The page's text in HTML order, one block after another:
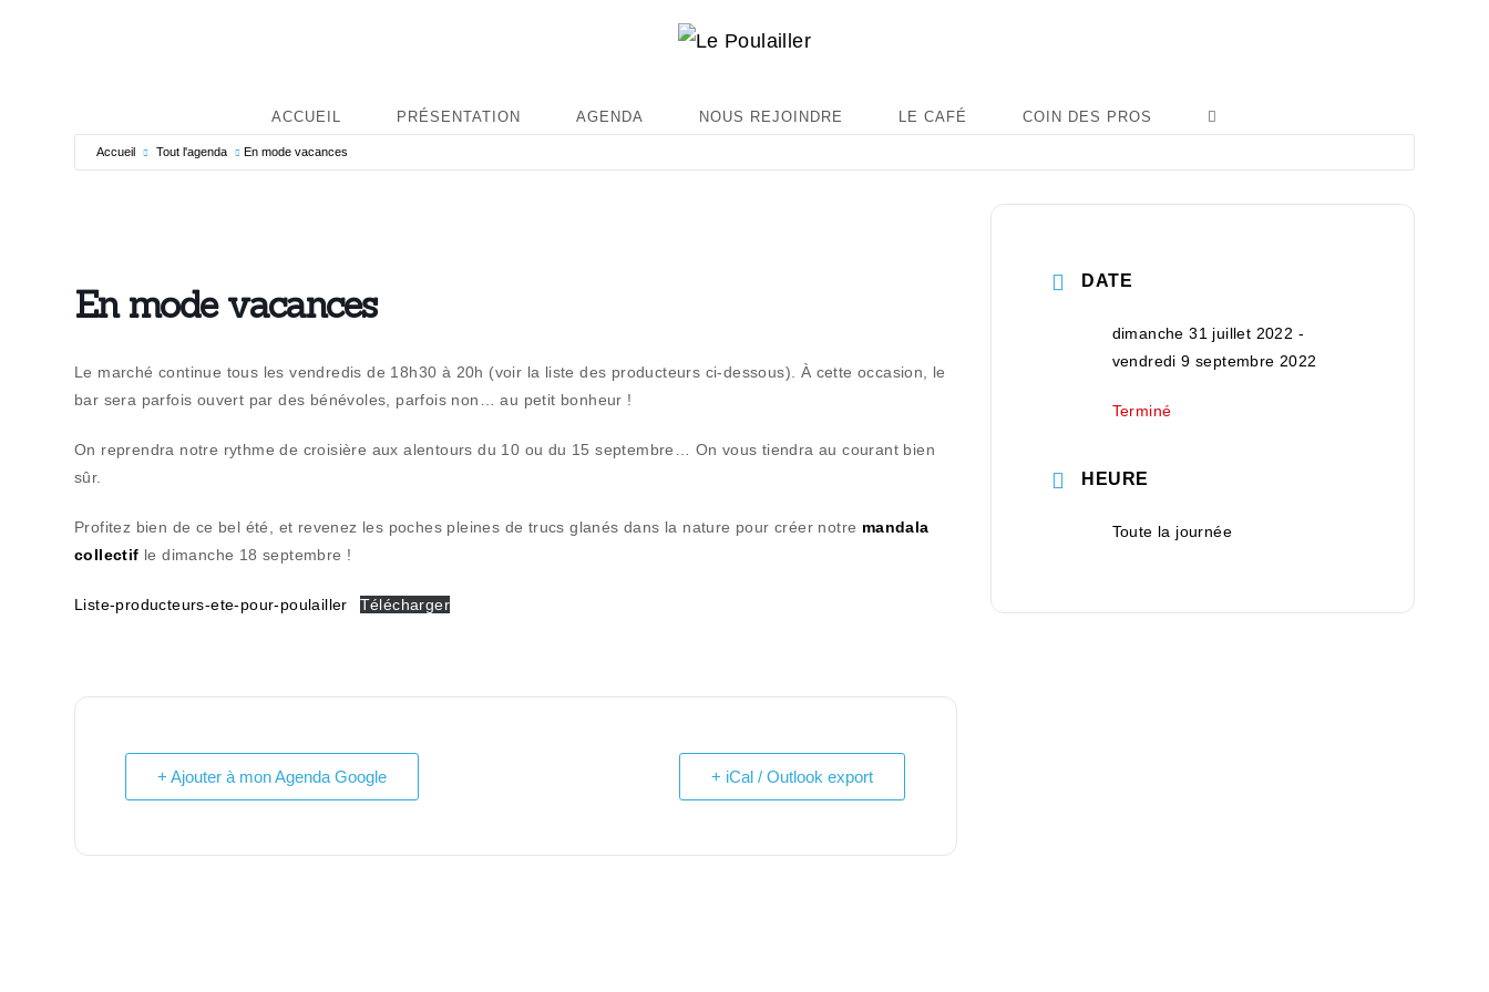
ACCUEIL PRÉSENTATION AGENDA NOUS REJOINDRE LE CAFÉ COIN DES PROS
Accueil Tout l'agenda En mode vacances
En mode vacances
Le marché continue tous les vendredis de 18h30 à 20h (voir la liste des producteurs ci-dessous). À cette occasion, le
bar sera parfois ouvert par des bénévoles, parfois non… au petit bonheur !
On reprendra notre rythme de croisière aux alentours du 10 ou du 15 septembre… On vous tiendra au courant bien
sûr.
Profitez bien de ce bel été, et revenez les poches pleines de trucs glanés dans la nature pour créer notre mandala
collectif le dimanche 18 septembre !
Liste-producteurs-ete-pour-poulailler Télécharger
+ Ajouter à mon Agenda Google + iCal / Outlook export
DATE
dimanche 31 juillet 2022 -
vendredi 9 septembre 2022
Terminé
HEURE
Toute la journée